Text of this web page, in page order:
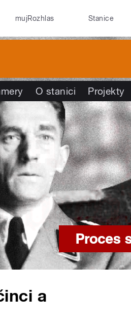
mujRozhlas Stanice
O stanici Projekty
a